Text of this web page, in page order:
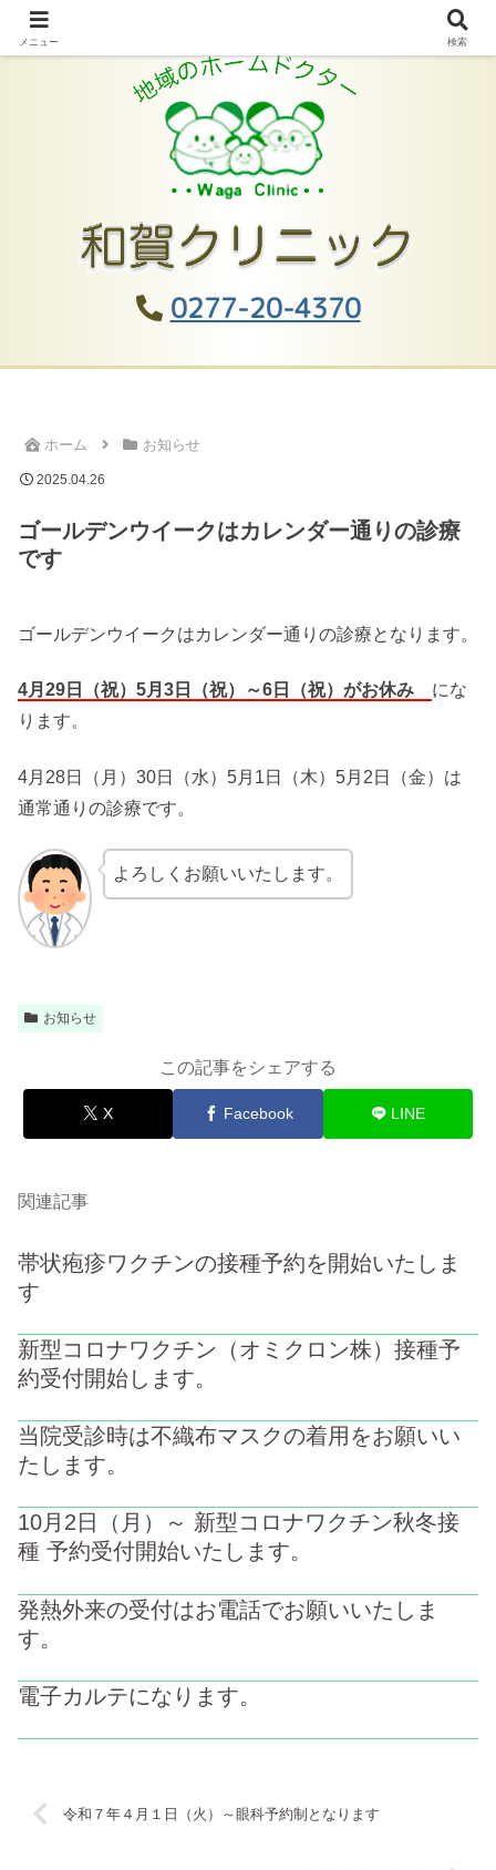
0277-20-4370
ホーム お知らせ
2025.04.26
ゴールデンウイークはカレンダー通りの診療
です
ゴールデンウイークはカレンダー通りの診療となります。
4月29日（祝）5月3日（祝）～6日（祝）がお休み にな
ります。
4月28日（月）30日（水）5月1日（木）5月2日（金）は
通常通りの診療です。
よろしくお願いいたします。
お知らせ
この記事をシェアする
X Facebook LINE
関連記事
帯状疱疹ワクチンの接種予約を開始いたしま
す
新型コロナワクチン（オミクロン株）接種予
約受付開始します。
当院受診時は不織布マスクの着用をお願いい
たします。
10月2日（月）～ 新型コロナワクチン秋冬接
種 予約受付開始いたします。
発熱外来の受付はお電話でお願いいたしま
す。
電子カルテになります。
令和７年４月１日（火）～眼科予約制となります
メニュー 検索